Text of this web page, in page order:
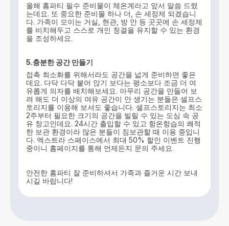
올해 홈파티 필수 준비물이 체온계라고 앞서 말씀 드렸
는데요. 또 중요한 준비물 하나 더, 손 세정제 되겠습니
다. 가족이 모이는 거실, 현관, 방 안 등 곳곳에 손 세정제
를 비치해두고 스스로 개인 청결을 유지할 수 있는 환경
을 조성하세요.
5.충분한공간만들기
접촉 최소화를 위해서라도 공간을 넓게 준비하면 좋은
데요. 다닥 다닥 붙어 앉기 보다는 평소보다 조금 더 여
유롭게 의자를 배치해보세요. 아무리 공간을 만들어 보
려 해도 더 이상의 여유 공간이 안 생기는 분들은 셀프스
토리지를 이용해 보셔도 좋습니다. 셀프스토리지는 최소
2주부터 필요한 크기의 공간을 빌릴 수 있는 도심 속 공
유 창고인데요. 24시간 출입할 수 있고 항온항습의 쾌적
한 보관 환경이라 많은 분들이 짐보관할 때 이용 중입니
다. 엑스트라 스페이스에서 최대 50% 할인 이벤트 진행
중이니 홈페이지를 통해 언제든지 문의 주세요.
안전한 홈파티 잘 준비하셔서 가족과 즐거운 시간 보내
시길 바랍니다!